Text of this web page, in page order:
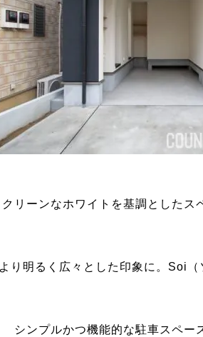
クリーンなホワイトを基調としたス
り明るく広々とした印象に。Soi
シンプルかつ機能的な駐車スペー